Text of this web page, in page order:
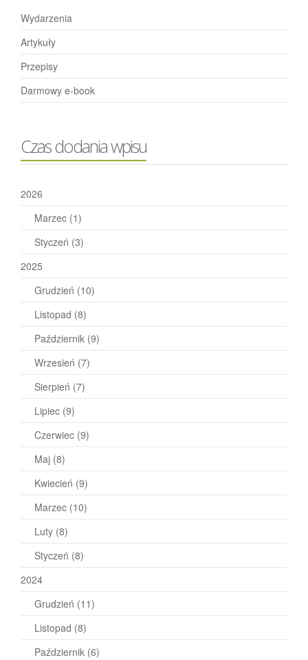
Wydarzenia
Artykuły
Przepisy
Darmowy e-book
Czas dodania wpisu
2026
Marzec (1)
Styczeń (3)
2025
Grudzień (10)
Listopad (8)
Październik (9)
Wrzesień (7)
Sierpień (7)
Lipiec (9)
Czerwiec (9)
Maj (8)
Kwiecień (9)
Marzec (10)
Luty (8)
Styczeń (8)
2024
Grudzień (11)
Listopad (8)
Październik (6)